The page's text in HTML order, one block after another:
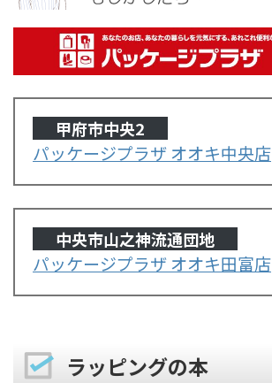
甲府市中央2
パッケージプラザ オオキ中央店
中央市山之神流通団地
パッケージプラザ オオキ田富店
ラッピングの本